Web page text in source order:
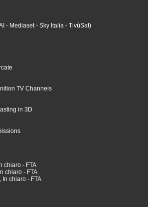
- Mediaset - Sky Italia - TivùSat)
TV Channels
in 3D
chiaro - FTA
chiaro - FTA
chiaro - FTA